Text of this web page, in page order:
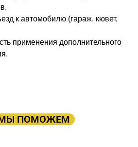
к автомобилю (гараж, кювет,
применения дополнительного
ПОМОЖЕМ